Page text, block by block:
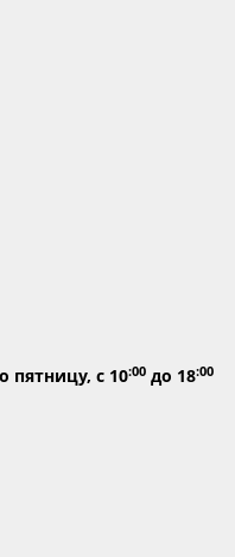
пятницу, с 10:00 до 18:00